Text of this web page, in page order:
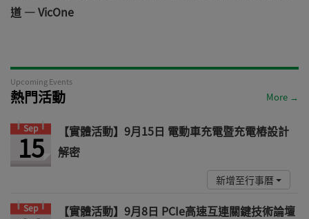
道 — VicOne
Upcoming Events
熱門活動 More →
Sep
15
【實體活動】9月15日 電動車充電暨充電樁設計
解密
新增至行事曆
Sep 【實體活動】9月8日 PCIe高速互連關鍵技術論壇